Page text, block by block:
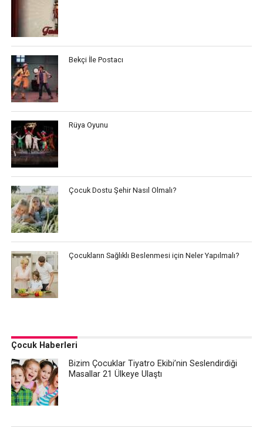
Bekçi İle Postacı
Rüya Oyunu
Çocuk Dostu Şehir Nasıl Olmalı?
Çocukların Sağlıklı Beslenmesi için Neler Yapılmalı?
Çocuk Haberleri
Bizim Çocuklar Tiyatro Ekibi’nin Seslendirdiği
Masallar 21 Ülkeye Ulaştı